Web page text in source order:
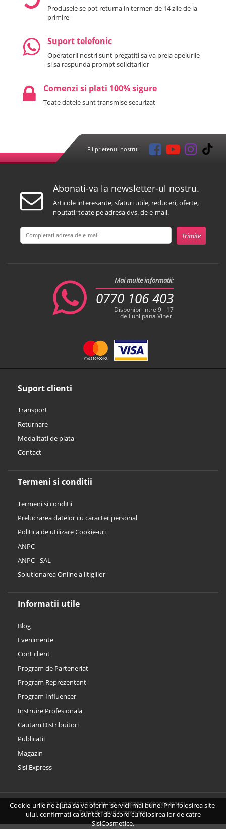
Cookie-urile ne ajuta sa va oferim servicii mai bune. Prin folosirea site-
ului, confirmati ca sunteti de acord cu folosirea lor de catre
SisiCosmetice.
Produsele se pot returna in termen de 14 zile de la
primire
Suport telefonic
Operatorii nostri sunt pregatiti sa va preia apelurile
si sa raspunda prompt solicitarilor
Comenzi si plati 100% sigure
Toate datele sunt transmise securizat
Fii prietenul nostru:
Suport clienti
Transport
Returnare
Modalitati de plata
Contact
Termeni si conditii
Termeni si conditii
Prelucrarea datelor cu caracter personal
Politica de utilizare Cookie-uri
ANPC
ANPC - SAL
Solutionarea Online a litigiilor
Informatii utile
Blog
Evenimente
Cont client
Program de Parteneriat
Program Reprezentant
Program Influencer
Instruire Profesionala
Cautam Distribuitori
Publicatii
Magazin
Sisi Express
Abonati-va la newsletter-ul nostru.
Articole interesante, sfaturi utile, reduceri, oferte,
noutati; toate pe adresa dvs. de e-mail.
Mai multe informatii:
0770 106 403
Disponibil intre 9 - 17
de Luni pana Vineri
© 2011 SC EMERIGOS SRL RO 15339782, J2003000403051
Toate drepturile rezervate.